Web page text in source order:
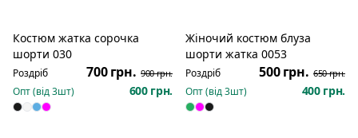
Розпродаж
Костюм жатка сорочка
шорти 030
Роздріб 700 грн. 900 грн.
Опт (від3шт) 600 грн.
Розпродаж
Жіночий костюм блуза
шорти жатка 0053
Роздріб 500 грн. 650 грн.
Опт (від3шт) 400 грн.